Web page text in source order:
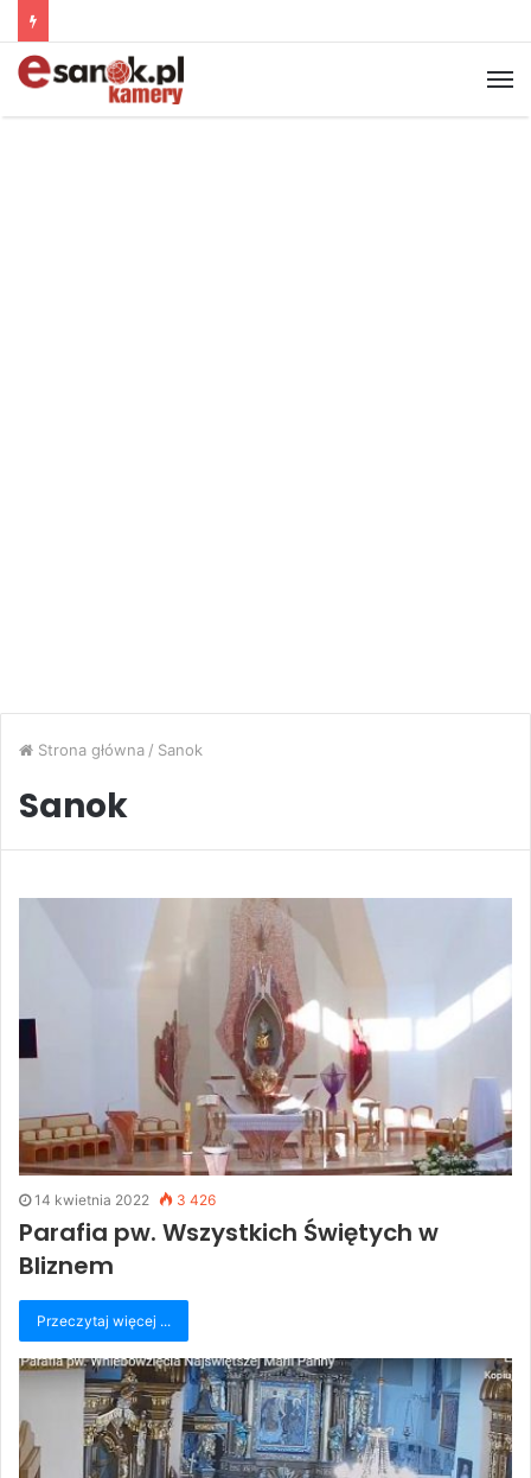
Strona główna / Sanok
Sanok
14 kwietnia 2022 3 426
Parafia pw. Wszystkich Świętych w
Bliznem
Przeczytaj więcej ...